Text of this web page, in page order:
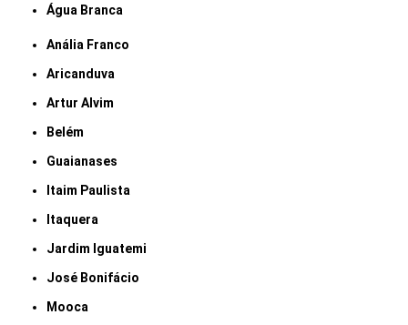
Água Branca
Anália Franco
Aricanduva
Artur Alvim
Belém
Guaianases
Itaim Paulista
Itaquera
Jardim Iguatemi
José Bonifácio
Mooca